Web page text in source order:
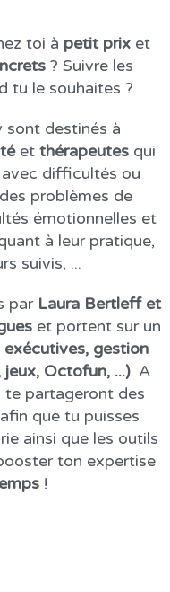
toi à petit prix et
? Suivre les
tu le souhaites ?
sont destinés à
et thérapeutesqui
difficultés ou
problèmes de
émotionnelles et
à leur pratique,
suivis, ...
par Laura Bertleff et
et portent sur un
gestion
Octofun, ...). A
te partageront des
que tu puisses
ainsi que les outils
ton expertise
!